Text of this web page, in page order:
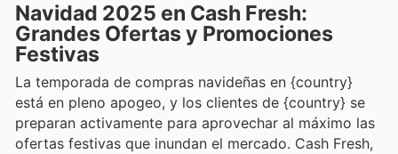
Navidad 2025 en Cash Fresh:
Grandes Ofertas y Promociones
Festivas
La temporada de compras navideñas en {country}
está en pleno apogeo, y los clientes de {country} se
preparan activamente para aprovechar al máximo las
ofertas festivas que inundan el mercado. Cash Fresh,